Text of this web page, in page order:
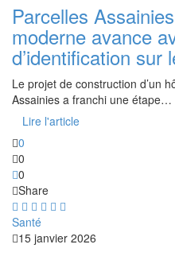
Parcelles
moderne avance
d’identification sur
Le projet de construction d’un
Assainies a franchi une étape…
Lire l'article
0
0
0
Share
Santé
15 janvier 2026